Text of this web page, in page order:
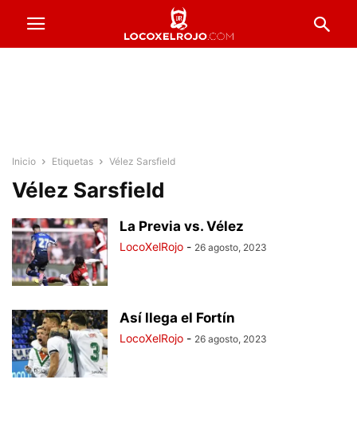
Inicio Etiquetas Vélez Sarsfield
Vélez Sarsfield
La Previa vs. Vélez
LocoXelRojo - 26 agosto, 2023
Así llega el Fortín
LocoXelRojo - 26 agosto, 2023